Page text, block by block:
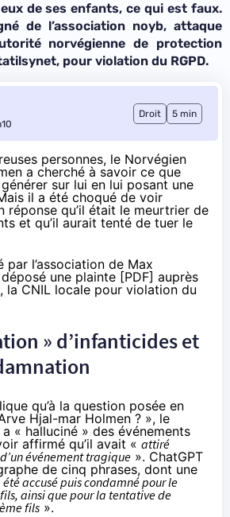
de ses enfants, ce qui est faux.
de l’association noyb, attaque
norvégienne de protection
pour violation du RGPD.
Droit 5 min
personnes, le Norvégien
a cherché à savoir ce que
sur lui en lui posant une
il a été choqué de voir
réponse qu’il était le meurtrier de
et qu’il aurait tenté de tuer le
par l’association de Max
une plainte [PDF] auprès
la CNIL locale pour violation du
» d’infanticides et
qu’à la question posée en
Hjal-mar Holmen ? », le
« halluciné » des événements
affirmé qu’il avait « attiré
événement tragique ». ChatGPT
de cinq phrases, dont une
été accusé puis condamné pour le
ainsi que pour la tentative de
fils ».